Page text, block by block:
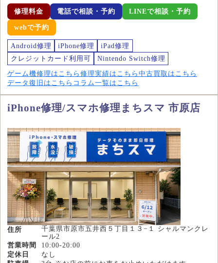
修理料金 電話で相談・予約 LINEで相談・予約
webで予約
Android修理 iPhone修理
iPad修理
クレジットカード利用可
Nintendo Switch修理
ゲーム機修理はこちら 修理実績はこちら 中古買取はこちら
データ復旧はこちら コラム一覧はこちら
iPhone修理/スマホ修理まちスマ 市原店
住所
千葉県市原市五井西５丁目１３−１ シャルマンクレ
ール2
営業時間
10:00-20:00
定休日
なし